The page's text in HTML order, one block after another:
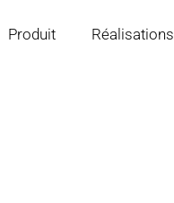
Produit Réalisations